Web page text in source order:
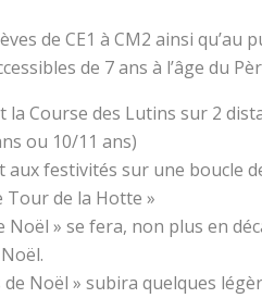
de CE1 à CM2 ainsi qu’au
de 7 ans à l’âge du
Course des Lutins sur 2
ou 10/11 ans)
festivités sur une boucle
Tour de la Hotte »
Noël » se fera, non plus en
de Noël » subira quelques